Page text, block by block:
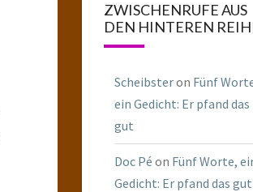
ZWISCHENRUFE AUS
DEN HINTEREN
Scheibsteron Fünf
ein Gedicht: Er pfand das
gut
Doc Pé on Fünf Worte,
Gedicht: Er pfand das gut